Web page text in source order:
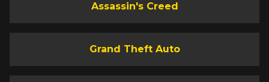
Assassin's Creed
Grand Theft Auto